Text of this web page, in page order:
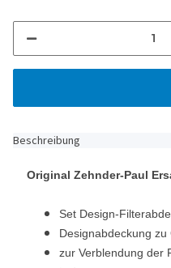
Beschreibung
Original Zehnder-Paul
Set Design-
Designabdeckung zu
zur Verblendung der